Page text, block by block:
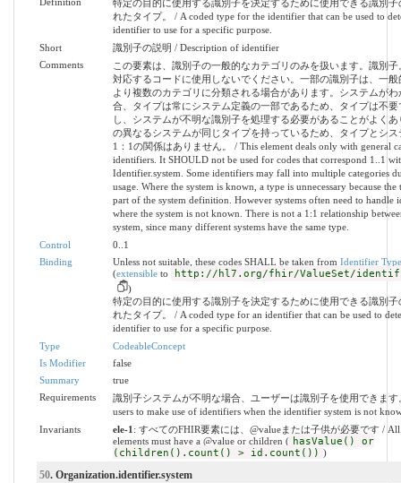
特定の目的に使用する識別子を決定するために使用できる識別子
れたタイプ。 / A coded type for the identifier that can be used to
identifier to use for a specific purpose.
Short
識別子の説明 / Description of identifier
Comments
この要素は、識別子の一般的なカテゴリのみを扱います。識別
対応するコードに使用しないでください。一部の識別子は、一般
より複数のカテゴリに分類される場合があります。システムが
合、タイプは常にシステム定義の一部であるため、タイプは不要
し、システムが不明な識別子を処理する必要があることがよく
の異なるシステムが同じタイプを持っているため、タイプとシス
1：1の関係はありません。 / This element deals only with general
identifiers. It SHOULD not be used for codes that correspond 1..1
Identifier.system. Some identifiers may fall into multiple categories
usage. Where the system is known, a type is unnecessary because the
part of the system definition. However systems often need to handle
where the system is not known. There is not a 1:1 relationship
system, since many different systems have the same type.
Control
0..1
Binding
Unless not suitable, these codes SHALL be taken from Identifier
(extensibleto http://hl7.org/fhir/ValueSet/
)
特定の目的に使用する識別子を決定するために使用できる識別子
れたタイプ。 / A coded type for an identifier that can be used to
identifier to use for a specific purpose.
Type
CodeableConcept
Is Modifier
false
Summary
true
Requirements
識別子システムが不明な場合、ユーザーは識別子を使用できます
users to make use of identifiers when the identifier system is not
Invariants
ele-1 : すべてのFHIR要素には、@valueまたは子供が必要です /
elements must have a @value or children ( hasValue() or
(children().count() > id.count()) )
50. Organization.identifier.system